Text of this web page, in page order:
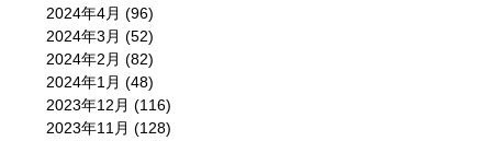
2024年4月 (96)
2024年3月 (52)
2024年2月 (82)
2024年1月 (48)
2023年12月 (116)
2023年11月 (128)